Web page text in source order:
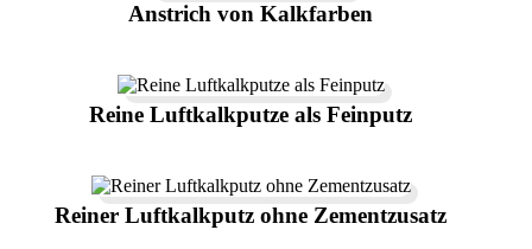
Anstrich von Kalkfarben
Reine Luftkalkputze als Feinputz
Reiner Luftkalkputz ohne Zementzusatz